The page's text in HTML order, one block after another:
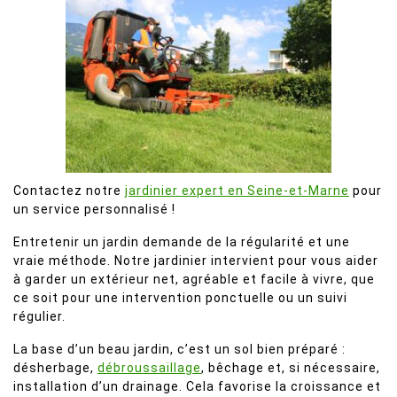
Contactez notre jardinier expert en Seine-et-Marne pour
un service personnalisé !
Entretenir un jardin demande de la régularité et une
vraie méthode. Notre jardinier intervient pour vous aider
à garder un extérieur net, agréable et facile à vivre, que
ce soit pour une intervention ponctuelle ou un suivi
régulier.
La base d’un beau jardin, c’est un sol bien préparé :
désherbage, débroussaillage, bêchage et, si nécessaire,
installation d’un drainage. Cela favorise la croissance et